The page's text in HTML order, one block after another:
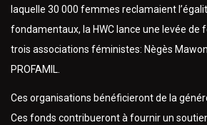
laquelle 30 000 femmes reclamaient
fondamentaux, la HWC lance une levée de
trois associations féministes: Nègès
PROFAMIL.
Ces organisations bénéficieront de la
Ces fonds contribueront à fournir un